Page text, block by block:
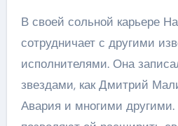
В своей сольной карьере
сотрудничает с другими
исполнителями. Она
звездами, как Дмитрий
Авария и многими другими.